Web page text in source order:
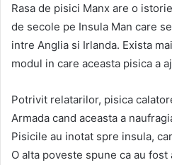
Rasa de pisici Manx are o
de secole pe Insula Man care
intre Anglia si Irlanda. Exista
modul in care aceasta pisica a
Potrivit relatarilor, pisica
Armada cand aceasta a
Pisicile au inotat spre insula,
O alta poveste spune ca au